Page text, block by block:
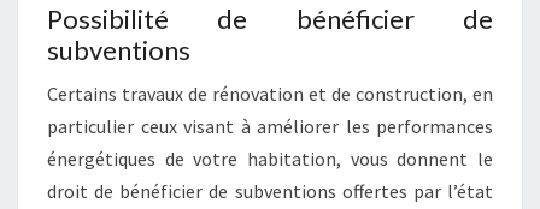
Possibilité de bénéficier de
subventions
Certains travaux de rénovation et de construction, en
particulier ceux visant à améliorer les performances
énergétiques de votre habitation, vous donnent le
droit de bénéficier de subventions offertes par l’état